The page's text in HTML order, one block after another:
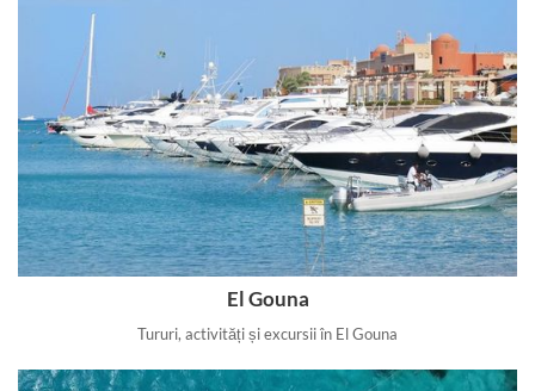
El Gouna
Tururi, activități și excursii în El Gouna